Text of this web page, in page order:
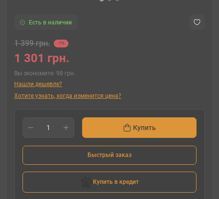
Есть в наличии
1 399 грн. -7%
1 301 грн.
Вы экономите: 98 грн.
Нашли дешевле?
Хотите узнать, когда изменится цена?
Купить
Быстрый заказ
Купить в кредит